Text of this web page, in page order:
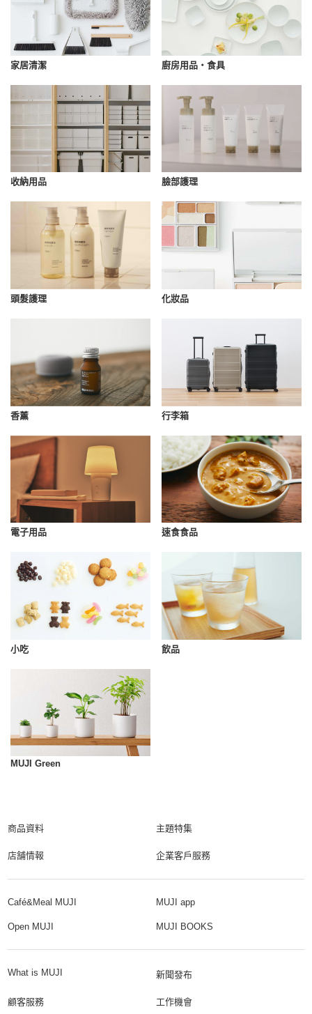
家居清潔 廚房用品・食具
收納用品 臉部護理
頭髮護理 化妝品
香薰 行李箱
電子用品 速食食品
小吃 飲品
MUJI Green
商品資料 主題特集
店舗情報 企業客戶服務
Café&Meal MUJI MUJI app
Open MUJI MUJI BOOKS
What is MUJI 新聞發布
顧客服務 工作機會